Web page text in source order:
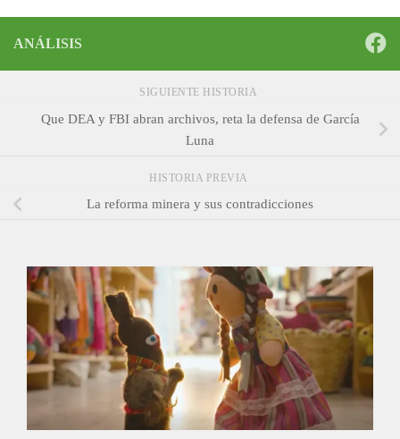
ANÁLISIS
SIGUIENTE HISTORIA
Que DEA y FBI abran archivos, reta la defensa de García
Luna
HISTORIA PREVIA
La reforma minera y sus contradicciones